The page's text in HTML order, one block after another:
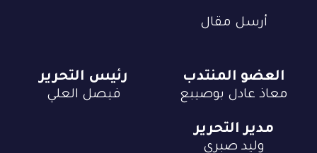
أرسل مقال
العضو المنتدب
معاذ عادل بوصيبع
رئيس التحرير
فيصل العلي
مدير التحرير
وليد صبري